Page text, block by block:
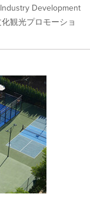
Development
観光プロモーショ